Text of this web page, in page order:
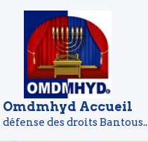
Omdmhyd Accueil
défense des droits Bantous..